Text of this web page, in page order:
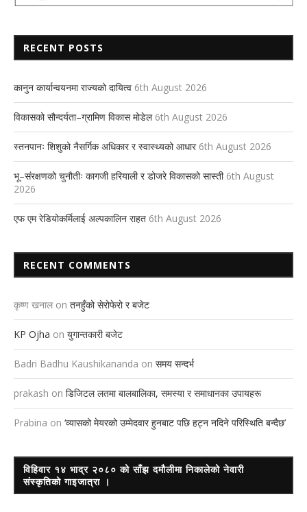
RECENT POSTS
कानुन कार्यान्वयनमा राज्यको दायित्व 6th August 2026
विकासको सौन्दर्यता–ग्रामिण विकास मोडेल 6th August 2026
स्तनपानः शिशुको नैसर्गिक अधिकार र स्वास्थ्यको आधार 6th August 2026
भू–संरक्षणको चुनौतीः कागजी हरियाली र डोजरे विकासको सास्ती 6th August
2026
एफ एम रेडियोकर्मिलाई अल्पकालिन राहत 6th August 2026
RECENT COMMENTS
कृष्ण खनाल on तनहुँको सेरोफेरो र बजेट
KP Ojha on युगान्तकारी बजेट
Badri Badhu Kaushikananda on समय सन्दर्भ
prakash on डिजिटल लतमा बालबालिका, समस्या र समाधानका उपायहरू
Prabina on ‘व्यासको मेयरको उम्मेदवार हुनबाट पछि हट्न नदिने परिस्थिति बन्दैछ’
विहिवार १४ भाद्र २०८० को साँझ दमौलीमा निकालेको नेवारी
संस्कृतिको गाइजात्रा ।